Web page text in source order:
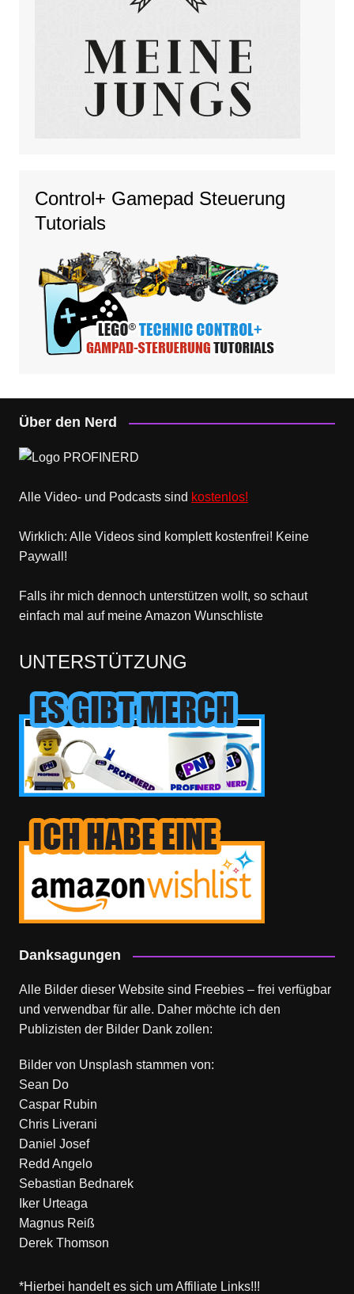
Control+ Gamepad Steuerung
Tutorials
Über den Nerd
Alle Video- und Podcasts sind kostenlos!
Wirklich: Alle Videos sind komplett kostenfrei! Keine
Paywall!
Falls ihr mich dennoch unterstützen wollt, so schaut
einfach mal auf meine Amazon Wunschliste
UNTERSTÜTZUNG
Danksagungen
Alle Bilder dieser Website sind Freebies – frei verfügbar
und verwendbar für alle. Daher möchte ich den
Publizisten der Bilder Dank zollen:
Bilder von Unsplash stammen von:
Sean Do
Caspar Rubin
Chris Liverani
Daniel Josef
Redd Angelo
Sebastian Bednarek
Iker Urteaga
Magnus Reiß
Derek Thomson
*Hierbei handelt es sich um Affiliate Links!!!